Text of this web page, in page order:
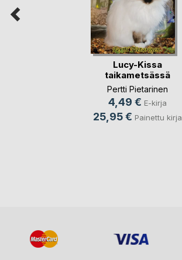
Lucy-Kissa
taikametsässä
Pertti Pietarinen
4,49 € E-kirja
25,95 € Painettu kirja